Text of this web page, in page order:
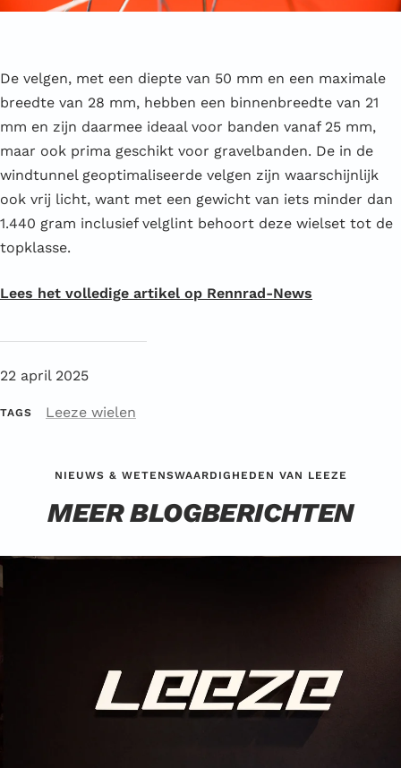
22 april 2025
TAGS Leeze wielen
De velgen, met een diepte van 50 mm en een maximale
breedte van 28 mm, hebben een binnenbreedte van 21
mm en zijn daarmee ideaal voor banden vanaf 25 mm,
maar ook prima geschikt voor gravelbanden. De in de
windtunnel geoptimaliseerde velgen zijn waarschijnlijk
ook vrij licht, want met een gewicht van iets minder dan
1.440 gram inclusief velglint behoort deze wielset tot de
topklasse.
Lees het volledige artikel op Rennrad-News
NIEUWS & WETENSWAARDIGHEDEN VAN LEEZE
MEER BLOGBERICHTEN